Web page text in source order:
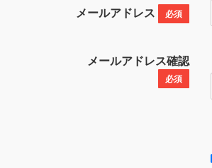
メールアドレス 必須
メールアドレス確認
必須